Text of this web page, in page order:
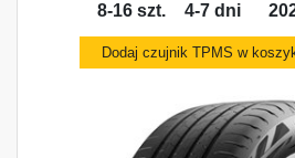
8-16 szt. 4-7 dni
Dodaj czujnik TPMS w